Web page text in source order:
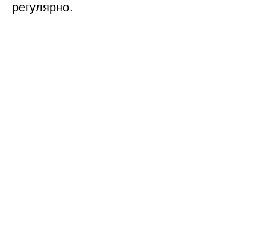
регулярно.